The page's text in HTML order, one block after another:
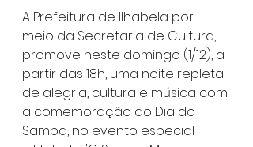
A Prefeitura de Ilhabela por
meio da Secretaria de Cultura,
promove neste domingo (1/12), a
partir das 18h, uma noite repleta
de alegria, cultura e música com
a comemoração ao Dia do
Samba, no evento especial